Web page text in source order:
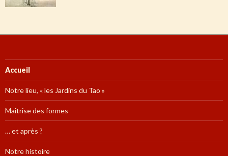
Accueil
Notre lieu, « les Jardins du Tao »
Maîtrise des formes
… et après ?
Notre histoire